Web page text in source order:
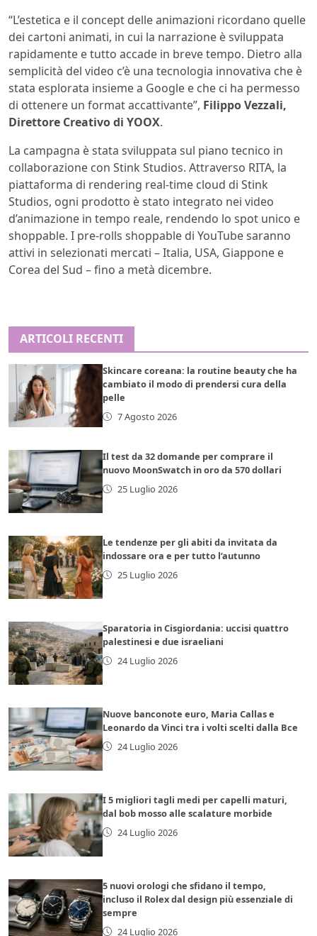
“L’estetica e il concept delle animazioni ricordano quelle
dei cartoni animati, in cui la narrazione è sviluppata
rapidamente e tutto accade in breve tempo. Dietro alla
semplicità del video c’è una tecnologia innovativa che è
stata esplorata insieme a Google e che ci ha permesso
di ottenere un format accattivante”, Filippo Vezzali,
Direttore Creativo di YOOX.
La campagna è stata sviluppata sul piano tecnico in
collaborazione con Stink Studios. Attraverso RITA, la
piattaforma di rendering real-time cloud di Stink
Studios, ogni prodotto è stato integrato nei video
d’animazione in tempo reale, rendendo lo spot unico e
shoppable. I pre-rolls shoppable di YouTube saranno
attivi in selezionati mercati – Italia, USA, Giappone e
Corea del Sud – fino a metà dicembre.
ARTICOLI RECENTI
Skincare coreana: la routine beauty che ha
cambiato il modo di prendersi cura della
pelle
7 Agosto 2026
Il test da 32 domande per comprare il
nuovo MoonSwatch in oro da 570 dollari
25 Luglio 2026
Le tendenze per gli abiti da invitata da
indossare ora e per tutto l’autunno
25 Luglio 2026
Sparatoria in Cisgiordania: uccisi quattro
palestinesi e due israeliani
24 Luglio 2026
Nuove banconote euro, Maria Callas e
Leonardo da Vinci tra i volti scelti dalla Bce
24 Luglio 2026
I 5 migliori tagli medi per capelli maturi,
dal bob mosso alle scalature morbide
24 Luglio 2026
5 nuovi orologi che sfidano il tempo,
incluso il Rolex dal design più essenziale di
sempre
24 Luglio 2026